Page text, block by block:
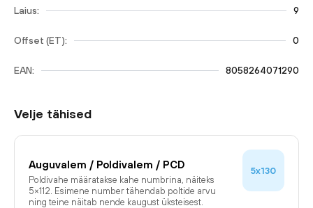
Laius: 9
Offset (ET): 0
EAN: 8058264071290
Velje tähised
Auguvalem / Poldivalem / PCD
Poldivahe määratakse kahe numbrina, näiteks
5×112. Esimene number tähendab poltide arvu
ning teine näitab nende kaugust üksteisest.
5x130